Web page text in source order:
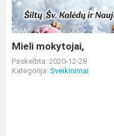
Mieli mokytojai,
Paskelbta: 2020-12-28
Kategorija: Sveikinimai